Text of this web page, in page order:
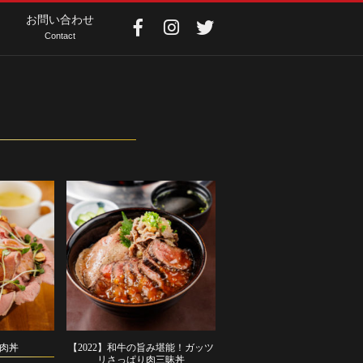
お問い合わせ
Contact
丼
【2022】和牛の旨み堪能！ガッツ
リさっぱり肉三昧丼